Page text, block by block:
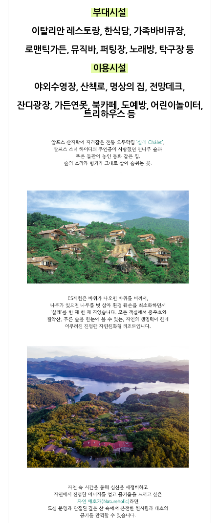
부대시설
이탈리안 레스토랑, 한식당, 가족바비큐장,
로맨틱가든, 뮤직바, 퍼팅장, 노래방, 탁구장 등
이용시설
야외수영장, 산책로, 명상의 집, 전망데크,
잔디광장, 가든연못, 북카페, 도예방, 어린이놀이터,
트리하우스 등